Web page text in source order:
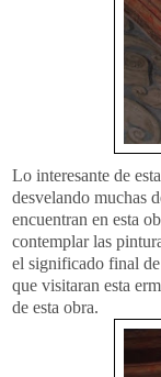
Lo interesante de
desvelando muchas
encuentran en esta
contemplar las
el significado final
que visitaran esta
de esta obra.